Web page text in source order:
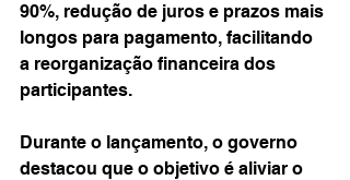
90%, redução de juros e prazos mais
longos para pagamento, facilitando
a reorganização financeira dos
participantes.
Durante o lançamento, o governo
destacou que o objetivo é aliviar o